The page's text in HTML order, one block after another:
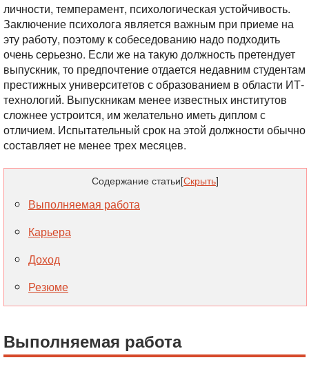
личности, темперамент, психологическая устойчивость.
Заключение психолога является важным при приеме на
эту работу, поэтому к собеседованию надо подходить
очень серьезно. Если же на такую должность претендует
выпускник, то предпочтение отдается недавним студентам
престижных университетов с образованием в области ИТ-
технологий. Выпускникам менее известных институтов
сложнее устроится, им желательно иметь диплом с
отличием. Испытательный срок на этой должности обычно
составляет не менее трех месяцев.
Содержание статьи[Скрыть]
Выполняемая работа
Карьера
Доход
Резюме
Выполняемая работа